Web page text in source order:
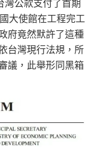
灣公款支付了首期
大使館在工程完工
府竟然默許了這種
台灣現行法規，所
議，此舉形同黑箱